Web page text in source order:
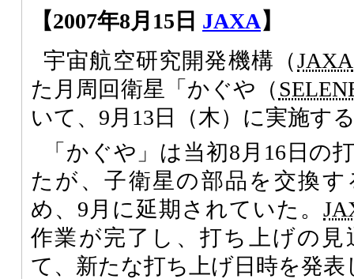
【2007年8月15日 JAXA】
宇宙航空研究開発機構（JAXA
た月周回衛星「かぐや（
いて、9月13日（木）に実施す
「かぐや」は当初8月16日の
たが、子衛星の部品を交換
め、9月に延期されていた。
作業が完了し、打ち上げの
て、新たな打ち上げ日時を発表